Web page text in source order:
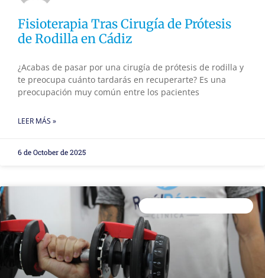
Fisioterapia Tras Cirugía de Prótesis
de Rodilla en Cádiz
¿Acabas de pasar por una cirugía de prótesis de rodilla y
te preocupa cuánto tardarás en recuperarte? Es una
preocupación muy común entre los pacientes
LEER MÁS »
6 de October de 2025